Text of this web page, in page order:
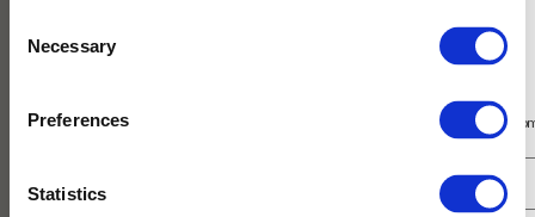
Selection
Necessary
Preferences
Statistics
Få 10% rabatt på ditt första köp på nätet och ta del av erbjudanden året